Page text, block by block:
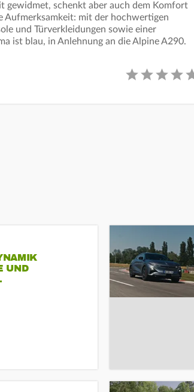
gewidmet, schenkt aber auch dem Komfort
Aufmerksamkeit: mit der hochwertigen
und Türverkleidungen sowie einer
ist blau, in Anlehnung an die Alpine A290.
UND